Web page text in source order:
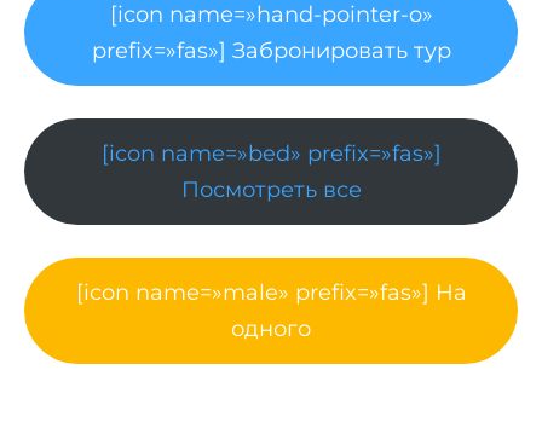
[icon name=»hand-pointer-o»
prefix=»fas»] Забронировать тур
[icon name=»bed» prefix=»fas»]
Посмотреть все
[icon name=»male» prefix=»fas»] На
одного